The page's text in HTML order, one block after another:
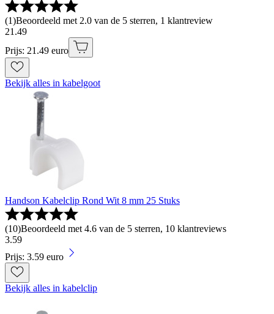
(1)Beoordeeld met 2.0 van de 5 sterren, 1 klantreview
21 .49
Prijs: 21.49 euro
Bekijk alles in kabelgoot
Handson Kabelclip Rond Wit 8 mm 25 Stuks
(10)Beoordeeld met 4.6 van de 5 sterren, 10 klantreviews
3.59
Prijs: 3.59 euro
Bekijk alles in kabelclip